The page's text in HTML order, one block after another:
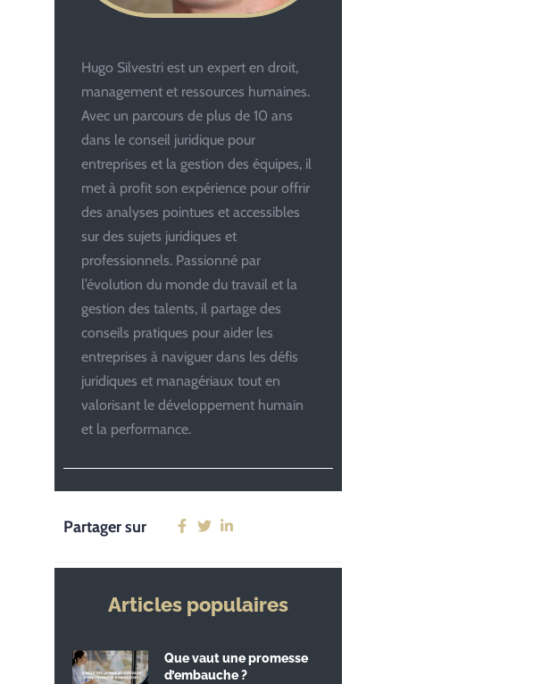
Hugo Silvestri est un expert en droit,
management et ressources humaines.
Avec un parcours de plus de 10 ans
dans le conseil juridique pour
entreprises et la gestion des équipes, il
met à profit son expérience pour offrir
des analyses pointues et accessibles
sur des sujets juridiques et
professionnels. Passionné par
l’évolution du monde du travail et la
gestion des talents, il partage des
conseils pratiques pour aider les
entreprises à naviguer dans les défis
juridiques et managériaux tout en
valorisant le développement humain
et la performance.
Partager sur
Articles populaires
Que vaut une promesse
d’embauche ?